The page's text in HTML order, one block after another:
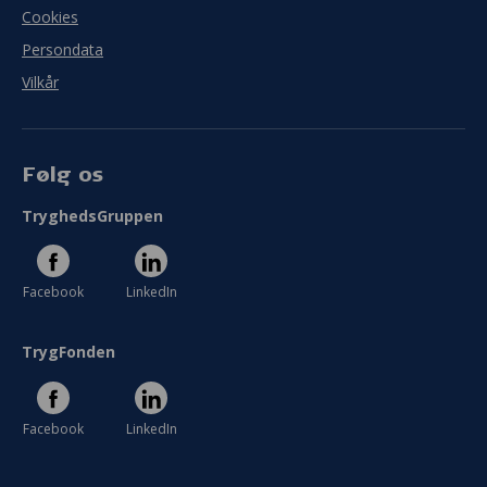
Cookies
Persondata
Vilkår
Følg os
TryghedsGruppen
Facebook LinkedIn
TrygFonden
Facebook LinkedIn